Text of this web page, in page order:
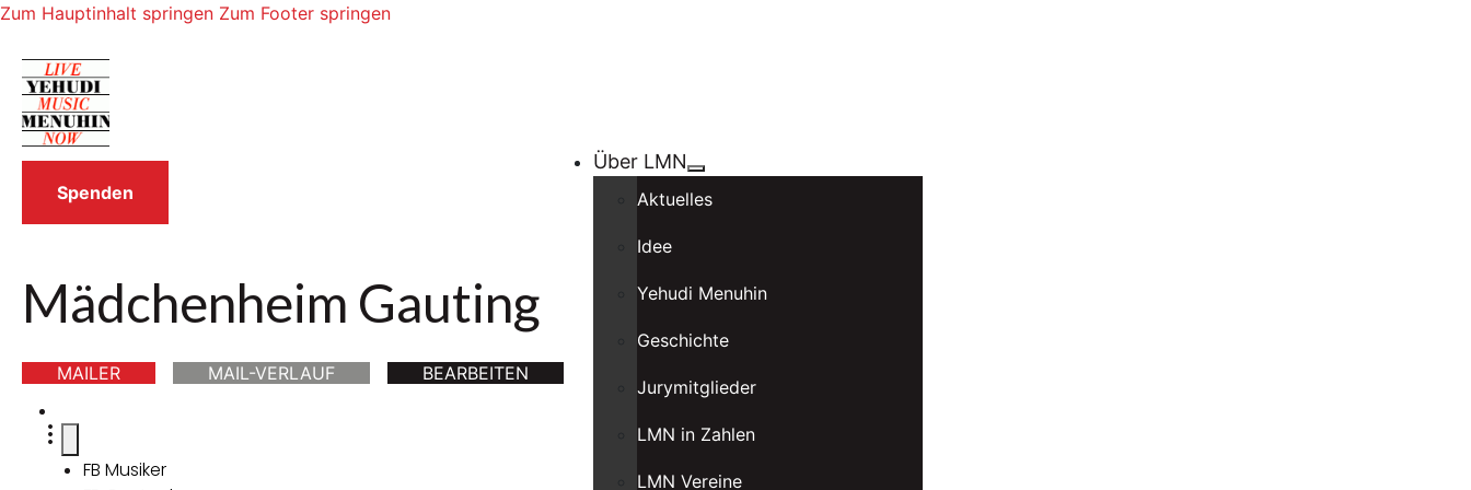
Zum Hauptinhalt springen Zum Footer springen
Über LMN
Aktuelles
Idee
Yehudi Menuhin
Geschichte
Jurymitglieder
LMN in Zahlen
LMN Vereine
Spenden
Mädchenheim Gauting
MAILER MAIL-VERLAUF BEARBEITEN
FB Musiker